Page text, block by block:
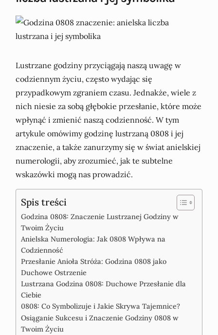
Lustrzane godziny przyciągają naszą uwagę w
codziennym życiu, często wydając się
przypadkowym zgraniem czasu. Jednakże, wiele z
nich niesie za sobą głębokie przesłanie, które może
wpłynąć i zmienić naszą codzienność. W tym
artykule omówimy godzinę lustrzaną 0808 i jej
znaczenie, a także zanurzymy się w świat anielskiej
numerologii, aby zrozumieć, jak te subtelne
wskazówki mogą nas prowadzić.
Spis treści
Godzina 0808: Znaczenie Lustrzanej Godziny w
Twoim Życiu
Anielska Numerologia: Jak 0808 Wpływa na
Codzienność
Przesłanie Anioła Stróża: Godzina 0808 jako
Duchowe Ostrzenie
Lustrzana Godzina 0808: Duchowe Przesłanie dla
Ciebie
0808: Co Symbolizuje i Jakie Skrywa Tajemnice?
Osiąganie Sukcesu i Znaczenie Godziny 0808 w
Twoim Życiu